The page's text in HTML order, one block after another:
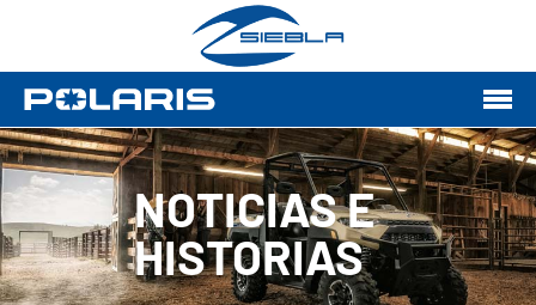
NOTICIAS E
HISTORIAS